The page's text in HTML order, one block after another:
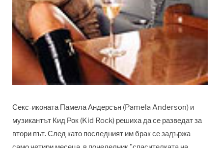
Секс-иконата Памела Андерсън (Pamela Anderson) и
музикантът Кид Рок (Kid Rock) решиха да се разведат за
втори път. След като последният им брак се задържа